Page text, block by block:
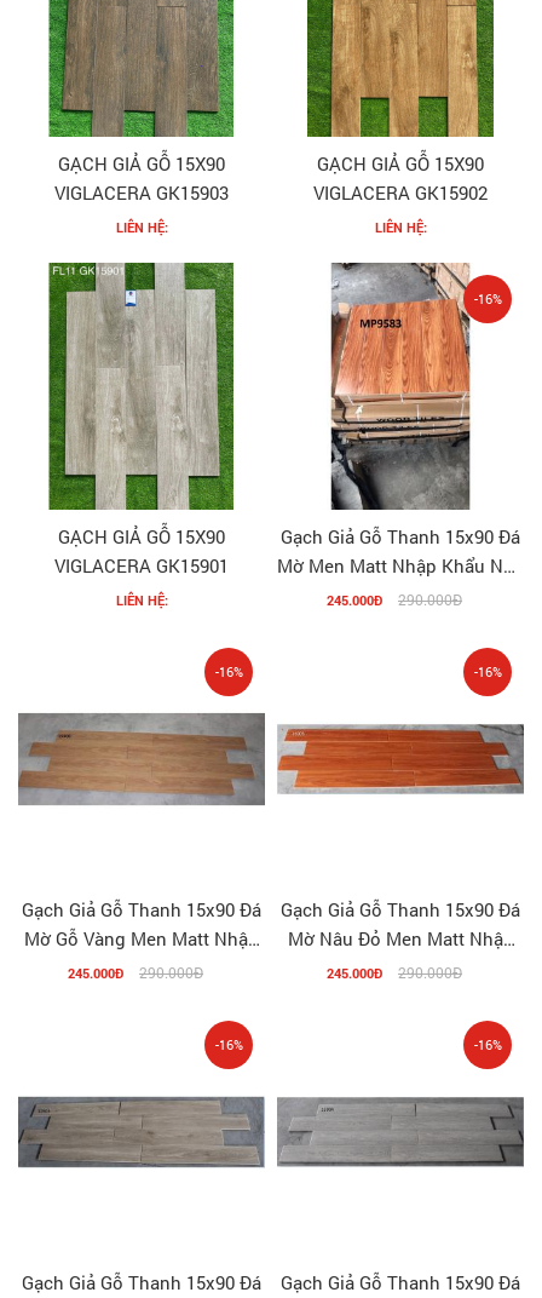
GẠCH GIẢ GỖ 15X90
VIGLACERA GK15903
LIÊN HỆ:
GẠCH GIẢ GỖ 15X90
VIGLACERA GK15902
LIÊN HỆ:
GẠCH GIẢ GỖ 15X90
VIGLACERA GK15901
LIÊN HỆ:
Gạch Giả Gỗ Thanh 15x90 Đá
Mờ Men Matt Nhập Khẩu Nâu
Đỏ MP9583
245.000Đ 290.000Đ
-16%
Gạch Giả Gỗ Thanh 15x90 Đá
Mờ Gỗ Vàng Men Matt Nhập
Khẩu 15906
245.000Đ 290.000Đ
-16%
Gạch Giả Gỗ Thanh 15x90 Đá
Mờ Nâu Đỏ Men Matt Nhập
Khẩu 15905
245.000Đ 290.000Đ
-16%
Gạch Giả Gỗ Thanh 15x90 Đá
-16%
Gạch Giả Gỗ Thanh 15x90 Đá
-16%